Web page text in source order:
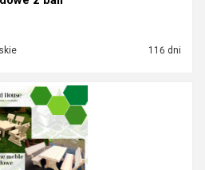
116 dni